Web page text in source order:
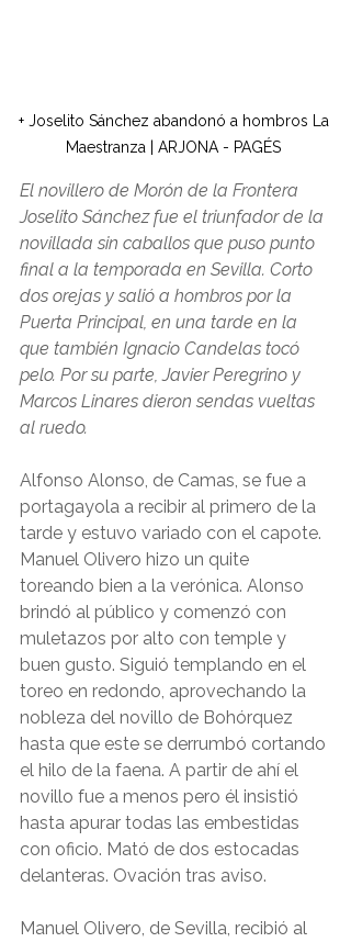
+ Joselito Sánchez abandonó a hombros La
Maestranza | ARJONA - PAGÉS
El novillero de Morón de la Frontera
Joselito Sánchez fue el triunfador de la
novillada sin caballos que puso punto
final a la temporada en Sevilla. Corto
dos orejas y salió a hombros por la
Puerta Principal, en una tarde en la
que también Ignacio Candelas tocó
pelo. Por su parte, Javier Peregrino y
Marcos Linares dieron sendas vueltas
al ruedo.
Alfonso Alonso, de Camas, se fue a
portagayola a recibir al primero de la
tarde y estuvo variado con el capote.
Manuel Olivero hizo un quite
toreando bien a la verónica. Alonso
brindó al público y comenzó con
muletazos por alto con temple y
buen gusto. Siguió templando en el
toreo en redondo, aprovechando la
nobleza del novillo de Bohórquez
hasta que este se derrumbó cortando
el hilo de la faena. A partir de ahí el
novillo fue a menos pero él insistió
hasta apurar todas las embestidas
con oficio. Mató de dos estocadas
delanteras. Ovación tras aviso.
Manuel Olivero, de Sevilla, recibió al